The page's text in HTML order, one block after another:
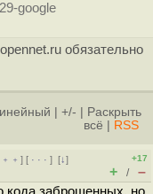
google
обязательно
+/-
Раскрыть
всё
RSS
] [ · · ·][↓]
+17
+ / –